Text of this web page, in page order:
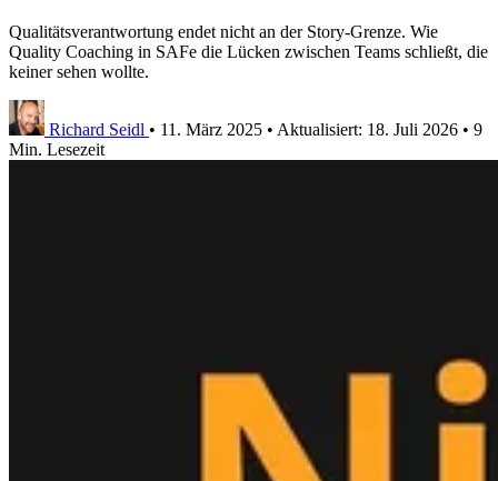
Qualitätsverantwortung endet nicht an der Story-Grenze. Wie
Quality Coaching in SAFe die Lücken zwischen Teams schließt, die
keiner sehen wollte.
Richard Seidl • 11. März 2025 • Aktualisiert: 18. Juli 2026 • 9
Min. Lesezeit